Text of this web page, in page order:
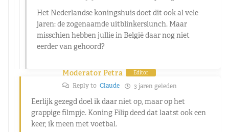
Het Nederlandse koningshuis doet dit ook al vele
jaren: de zogenaamde uitblinkerslunch. Maar
misschien hebben jullie in België daar nog niet
eerder van gehoord?
Moderator Petra Editor
Reply to Claude 3 jaren geleden
Eerlijk gezegd doel ik daar niet op, maar op het
grappige filmpje. Koning Filip deed dat laatst ook een
keer, ik meen met voetbal.